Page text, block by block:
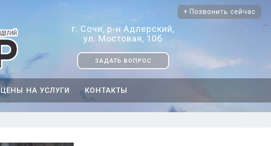
+ Позвонить сейчас
г. Сочи, р-н Адлерский,
ул. Мостовая, 10б
ЗАДАТЬ ВОПРОС
ЦЕНЫ НА УСЛУГИ КОНТАКТЫ